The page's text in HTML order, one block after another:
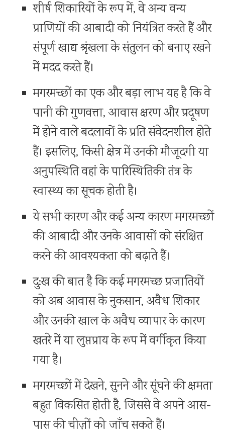
शीर्ष शिकारियों के रूप में, वे अन्य वन्य
प्राणियों की आबादी को नियंत्रित करते हैं और
संपूर्ण खाद्य श्रृंखला के संतुलन को बनाए रखने
में मदद करते हैं।
मगरमच्छों का एक और बड़ा लाभ यह है कि वे
पानी की गुणवत्ता, आवास क्षरण और प्रदूषण
में होने वाले बदलावों के प्रति संवेदनशील होते
हैं। इसलिए, किसी क्षेत्र में उनकी मौजूदगी या
अनुपस्थिति वहां के पारिस्थितिकी तंत्र के
स्वास्थ्य का सूचक होती है।
ये सभी कारण और कई अन्य कारण मगरमच्छों
की आबादी और उनके आवासों को संरक्षित
करने की आवश्यकता को बढ़ाते हैं।
दु:ख की बात है कि कई मगरमच्छ प्रजातियों
को अब आवास के नुकसान, अवैध शिकार
और उनकी खाल के अवैध व्यापार के कारण
खतरे में या लुप्तप्राय के रूप में वर्गीकृत किया
गया है।
मगरमच्छों में देखने, सुनने और सूंघने की क्षमता
बहुत विकसित होती है, जिससे वे अपने आस-
पास की चीज़ों को जाँच सकते हैं।